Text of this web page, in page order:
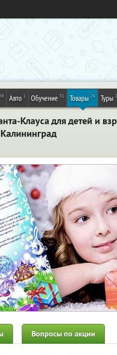
Авто 1 Обучение 31 Товары 26 Туры
Клауса для детей и
Вопросы по акции